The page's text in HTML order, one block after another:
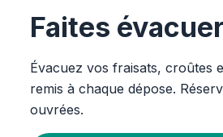
Faites
Évacuez vos fraisats, croûtes
remis à chaque dépose.
ouvrées.